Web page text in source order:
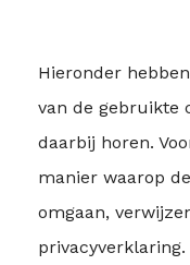
Hieronder
van de gebruikte
daarbij horen.
manier waarop
omgaan,
privacyverklaring.